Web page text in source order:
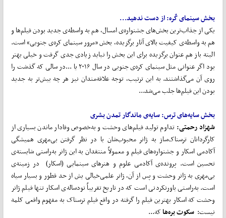
بخش سینمای کٌره:ازدستندهید...
یکی از جذاب‌ترین بخش‌های جشنواره‌ی امسال، هم به واسطه‌ی جدید بودن فیلم‌ها و
هم به واسطه‌ی کیفیت بالای آثار برگزیده، بخش «مرور سینمای کره‌ی جنوبی» است.
البته باز هم عنوان برگزیده برای این بخش را نباید زیادی جدی گرفت و خیلی بهتر
بود اگر عنوانی مثل سینمای کره‌ی جنوبی در سال ۲۰۱۶ یا ...در سالی که گذشت را
روی آن می‌گذاشتند. به این ترتیب، توجه علاقه‌مندان نیز هر چه بیش‌تر به جدید
بودن این فیلم‌ها جلب می‌شد...
بخش سایه‌های ترس: سایه‌ی ماندگار تمدن بشری
شهزاد رحمتی:تداوم تولید فیلم‌های وحشت و به‌خصوص وفادار ماندن بسیاری از
کارگردانان ترسناک‌ساز به ژانر محبوب‌شان با در نظر گرفتن بی‌مهری همیشگی
آکادمی اسکار و جشنواره‌های فیلم و معمولاً منتقدان به این ژانر به‌راستی شایسته‌ی
تحسین است. پرونده‌ی آکادمی علوم و هنرهای سینمایی (اسکار) در زمینه‌ی
بی‌مهری به ژانر وحشت و پس از آن، ژانر علمی‌خیالی یش از حد قطور و بسیار سیاه
است. به‌راستی باورنکردنی است که در تاریخ تقریباً نودساله‌ی اسکار تنها فیلم ژانر
وحشت که اسکار بهترین فیلم را گرفته در واقع فیلم ترسناک به مفهوم واقعی کلمه
نیست:سکوتبرههاکه...